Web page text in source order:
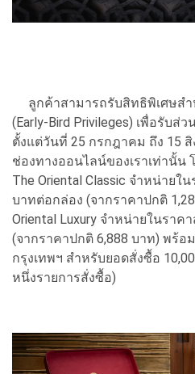
ลูกค้าสามารถรับสิทธิพิเศษสำ
(Early-Bird Privileges) เพื่อรับส่
ตั้งแต่วันที่ 25 กรกฎาคม ถึง 15
ช่องทางออนไลน์ของเราเท่านั้
The Oriental Classic จำหน่ายใ
บาทต่อกล่อง (จากราคาปกติ
Oriental Luxury จำหน่ายในราค
(จากราคาปกติ 6,888 บาท) พร้อ
กรุงเทพฯ สำหรับยอดสั่งซื้อ
หนึ่งรายการสั่งซื้อ)